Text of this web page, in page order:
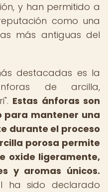
y han permitido a
como una
más antiguas del
destacadas es la
de arcilla,
Estas ánforas son
para mantener una
durante el proceso
porosa permite
oxide ligeramente,
y aromas únicos.
ha sido declarado